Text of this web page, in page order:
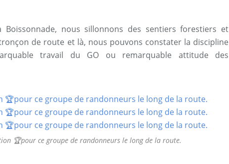
Boissonnade, nous sillonnons des sentiers forestiers et
de route et là, nous pouvons constater la discipline
travail du GO ou remarquable attitude des
🏆pour ce groupe de randonneurs le long de la route.